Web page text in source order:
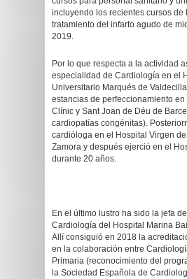
incluyendo los recientes cursos de
tratamiento del infarto agudo de
2019.
Por lo que respecta a la actividad
especialidad de Cardiología en el
Universitario Marqués de
estancias de perfeccionamiento
Clínic y Sant Joan de Déu de
cardiopatías congénitas).
cardióloga en el Hospital Virgen
Zamora y después ejerció en el
durante 20 años.
En el último lustro ha sido la jefa
Cardiología del Hospital Marina
Allí consiguió en 2018 la
en la colaboración entre
Primaria (reconocimiento del
la Sociedad Española de